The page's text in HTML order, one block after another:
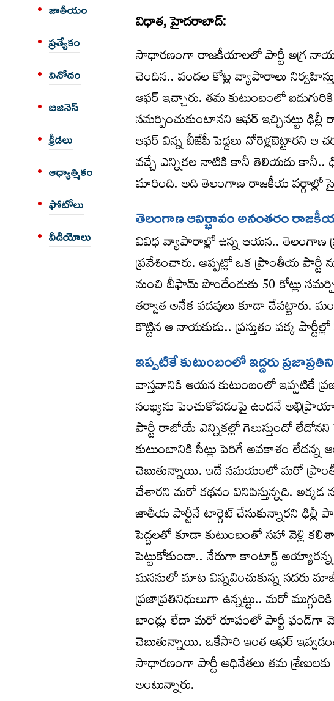
జాతీయం
ప్రత్యేకం
వినోదం
బిజినెస్
క్రీడలు
ఆధ్యాత్మికం
ఫోటోలు
వీడియోలు
విధాత, హైదరాబాద్:
సాధారణంగా రాజకీయాలలో పార్టీ అగ్ర
చెందిన.. వందల కోట్ల వ్యాపారాలు
ఆఫర్ ఇచ్చారు. తమ కుటుంబంలో
సమర్పించుకుంటానని ఆఫర్‌ ఇచ్చినట్టు
ఆఫర్ విన్న బీజేపీ పెద్దలు నోరెళ్లబెట్టారని
వచ్చే ఎన్నికల నాటికి కానీ తెలియదు
మారింది. అది తెలంగాణ రాజకీయ వర్గాల్లో
తెలంగాణ ఆవిర్భావం అనంతరం రాజకీయ
వివిధ వ్యాపారాల్లో ఉన్న ఆయన.. తెలంగాణ
ప్రవేశించారు. అప్పట్లో ఒక ప్రాంతీయ పార్టీ
నుంచి బీఫామ్‌ పొందేందుకు 50 కోట్లు
తర్వాత అనేక పదవులు కూడా చేపట్టారు.
కొట్టిన ఆ నాయకుడు.. ప్రస్తుతం పక్క
ఇప్పటికే కుటుంబంలో ఇద్దరు
వాస్తవానికి ఆయన కుటుంబంలో ఇప్పటికే
సంఖ్యను పెంచుకోవడంపై ఉందనే
పార్టీ రాబోయే ఎన్నికల్లో గెలుస్తుందో
కుటుంబానికి సీట్లు పెరిగే అవకాశం
చెబుతున్నాయి. ఇదే సమయంలో మరో
చేశారని మరో కథనం వినిపిస్తున్నది.
జాతీయ పార్టీనే టార్గెట్‌ చేసుకున్నారని ఢిల్లీ
పెద్దలతో కూడా కుటుంబంతో సహా వెళ్లి
పెట్టుకోకుండా.. నేరుగా కాంటాక్ట్‌
మనసులో మాట విన్నవించుకున్న సదరు మాజీ
ప్రజాప్రతినిధులుగా ఉన్నట్టు.. మరో
బాండ్లు లేదా మరో రూపంలో పార్టీ ఫండ్‌గా
చెబుతున్నాయి. ఒకేసారి ఇంత ఆఫర్‌
సాధారణంగా పార్టీ అధినేతలు తమ శ్రేణులకు
అంటున్నారు.